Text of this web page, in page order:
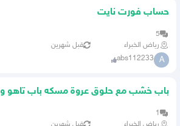
حساب فورت نايت
5
رياض الخبراء
قبل شهرين
A
abs112233
باب خشب مع حلوق عروة مسكه باب تاهو و
1